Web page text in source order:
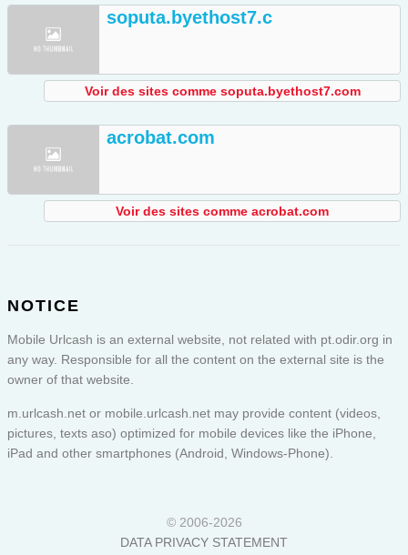
soputa.byethost7.c
Voir des sites comme soputa.byethost7.com
acrobat.com
Voir des sites comme acrobat.com
NOTICE
Mobile Urlcash is an external website, not related with pt.odir.org in
any way. Responsible for all the content on the external site is the
owner of that website.
m.urlcash.net or mobile.urlcash.net may provide content (videos,
pictures, texts aso) optimized for mobile devices like the iPhone,
iPad and other smartphones (Android, Windows-Phone).
© 2006-2026
DATA PRIVACY STATEMENT